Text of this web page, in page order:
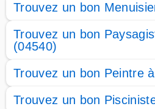
Trouvez un bon
Trouvez un bon
(04540)
Trouvez un bon Peintre
Trouvez un bon